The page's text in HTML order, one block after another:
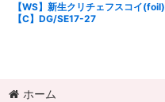
【WS】新生クリチェフスコイ(foil)
【C】DG/SE17-27
ホーム